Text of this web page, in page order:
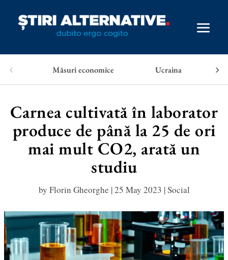
Măsuri economice Ucraina
Carnea cultivată în laborator
produce de până la 25 de ori
mai mult CO2, arată un
studiu
by Florin Gheorghe |25 May 2023 |Social